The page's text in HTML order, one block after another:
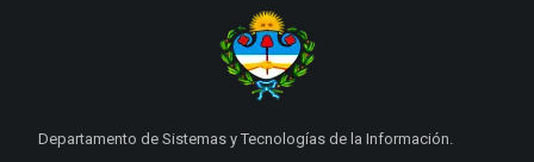
Departamento de Sistemas y Tecnologías de la Información.